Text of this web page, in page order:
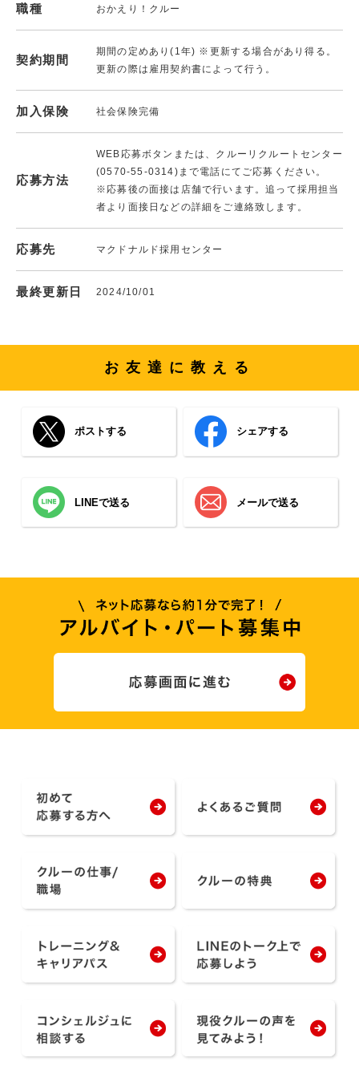
職種 おかえり！クルー
契約期間
期間の定めあり(1年) ※更新する場合があり得る。
更新の際は雇用契約書によって行う。
加入保険 社会保険完備
応募方法
WEB応募ボタンまたは、クルーリクルートセンター
(0570-55-0314)まで電話にてご応募ください。
※応募後の面接は店舗で行います。追って採用担当
者より面接日などの詳細をご連絡致します。
応募先 マクドナルド採用センター
最終更新日 2024/10/01
お友達に教える
ポストする シェアする
LINEで送る メールで送る